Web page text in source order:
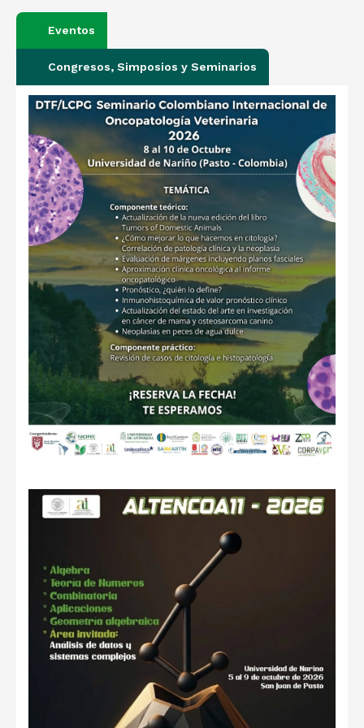
Eventos
Congresos, Simposios y Seminarios
Seminario Colombiano Internacional de
Oncopatología Veterinaria 2026